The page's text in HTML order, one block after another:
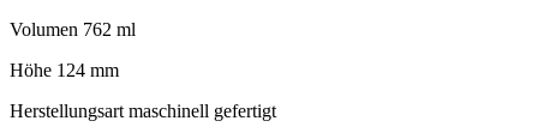
Volumen 762 ml
Höhe 124 mm
Herstellungsart maschinell gefertigt